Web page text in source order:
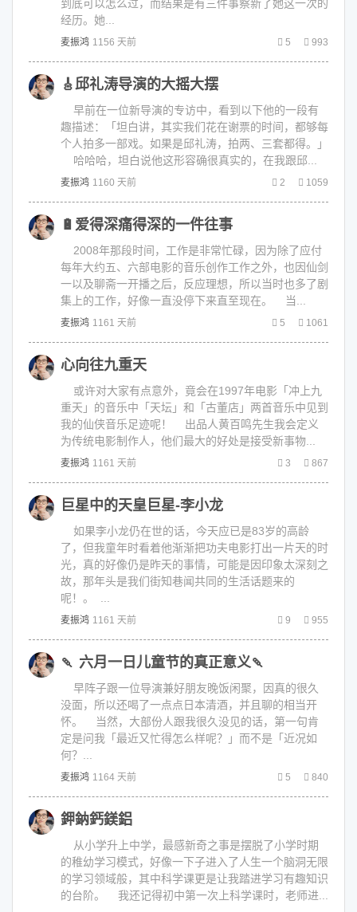
到底可以怎么过，而结果是有三件事察新了她这一次的
经历。她...
麦振鸿 1156 天前 5 993
🎸邱礼涛导演的大摇大摆
早前在一位新导演的专访中，看到以下他的一段有
趣描述：「坦白讲，其实我们花在谢票的时间，都够每
个人拍多一部戏。如果是邱礼涛，拍两、三套都得。」
哈哈哈，坦白说他这形容确很真实的，在我跟邱...
麦振鸿 1160 天前 2 1059
🔋爱得深痛得深的一件往事
2008年那段时间，工作是非常忙碌，因为除了应付
每年大约五、六部电影的音乐创作工作之外，也因仙剑
一以及聊斋一开播之后，反应理想，所以当时也多了剧
集上的工作，好像一直没停下来直至现在。 当...
麦振鸿 1161 天前 5 1061
心向往九重天
或许对大家有点意外，竟会在1997年电影「冲上九
重天」的音乐中「天坛」和「古董店」两首音乐中见到
我的仙侠音乐足迹呢！ 出品人黄百鸣先生我会定义
为传统电影制作人，他们最大的好处是接受新事物...
麦振鸿 1161 天前 3 867
巨星中的天皇巨星-李小龙
如果李小龙仍在世的话，今天应已是83岁的高龄
了，但我童年时看着他渐渐把功夫电影打出一片天的时
光，真的好像仍是昨天的事情，可能是因印象太深刻之
故，那年头是我们街知巷闻共同的生活话题来的
呢！。 ...
麦振鸿 1161 天前 9 955
🍡 六月一日儿童节的真正意义🍡
早阵子跟一位导演兼好朋友晚饭闲聚，因真的很久
没面，所以还喝了一点点日本清酒，并且聊的相当开
怀。 当然，大部份人跟我很久没见的话，第一句肯
定是问我「最近又忙得怎么样呢？」而不是「近况如
何？...
麦振鸿 1164 天前 5 840
鉀鈉鈣鎂鋁
从小学升上中学，最感新奇之事是摆脱了小学时期
的稚幼学习模式，好像一下子进入了人生一个脑洞无限
的学习领域般，其中科学课更是让我踏进学习有趣知识
的台阶。 我还记得初中第一次上科学课时，老师进...